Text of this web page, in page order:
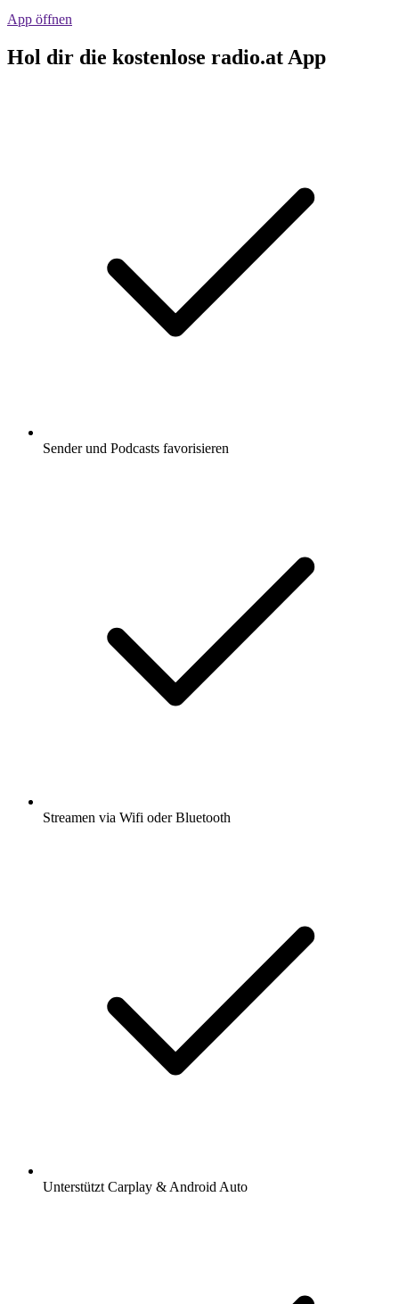
App öffnen
Hol dir die kostenlose radio.at App
Sender und Podcasts favorisieren
Streamen via Wifi oder Bluetooth
Unterstützt Carplay & Android Auto